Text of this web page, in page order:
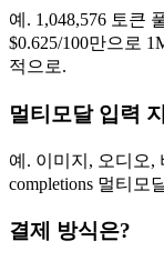
예. 1,048,576 토큰
$0.625/100만으로
적으로.
멀티모달 입력
예. 이미지, 오디오,
completions 멀티모
결제 방식은?